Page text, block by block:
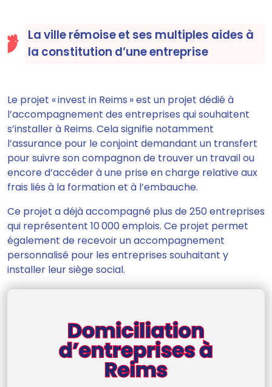
La ville rémoise et ses multiples aides à
la constitution d’une entreprise
Le projet « invest in Reims » est un projet dédié à
l’accompagnement des entreprises qui souhaitent
s’installer à Reims. Cela signifie notamment
l’assurance pour le conjoint demandant un transfert
pour suivre son compagnon de trouver un travail ou
encore d’accéder à une prise en charge relative aux
frais liés à la formation et à l’embauche.
Ce projet a déjà accompagné plus de 250 entreprises
qui représentent 10 000 emplois. Ce projet permet
également de recevoir un accompagnement
personnalisé pour les entreprises souhaitant y
installer leur siège social.